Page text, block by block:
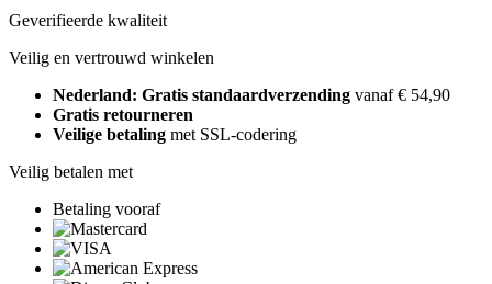
Geverifieerde kwaliteit
Veilig en vertrouwd winkelen
Nederland: Gratis standaardverzending vanaf € 54,90
Gratis retourneren
Veilige betaling met SSL-codering
Veilig betalen met
Betaling vooraf